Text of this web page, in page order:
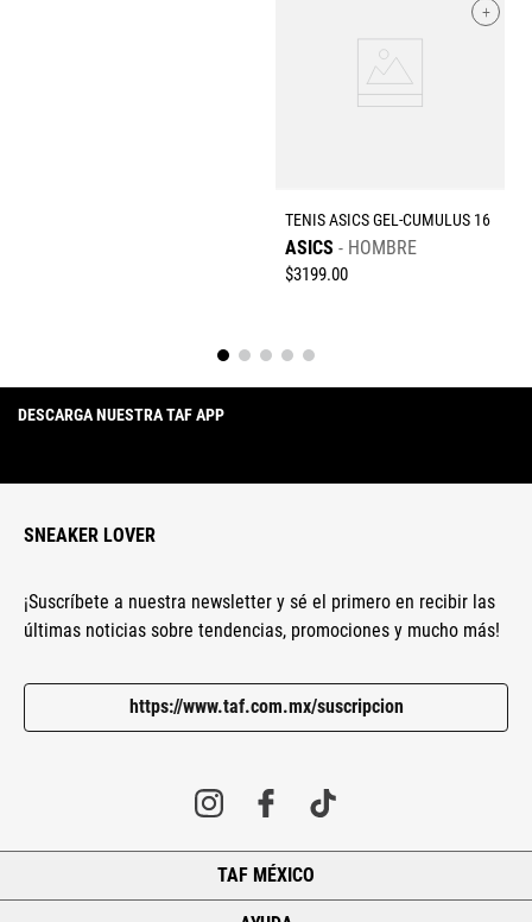
+
TENIS ASICS GEL-CUMULUS 16
ASICS HOMBRE
$3199.00
DESCARGA NUESTRA TAF APP
SNEAKER LOVER
¡Suscríbete a nuestra newsletter y sé el primero en recibir las
últimas noticias sobre tendencias, promociones y mucho más!
https://www.taf.com.mx/suscripcion
TAF MÉXICO